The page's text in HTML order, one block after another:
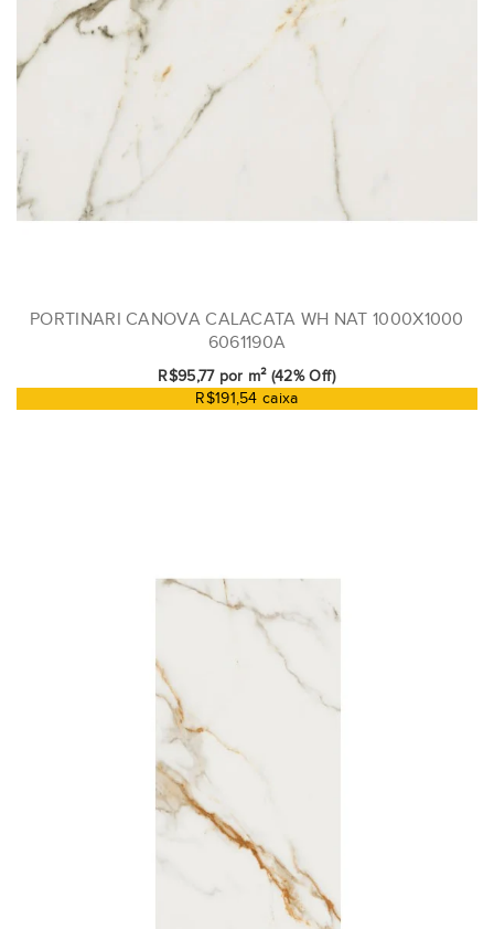
PORTINARI CANOVA CALACATA WH NAT 1000X1000
6061190A
R$95,77 por m² (42% Off)
R$191,54 caixa